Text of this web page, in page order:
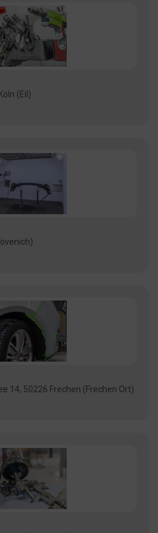
(Eil)
14, 50226 Frechen (Frechen Ort)